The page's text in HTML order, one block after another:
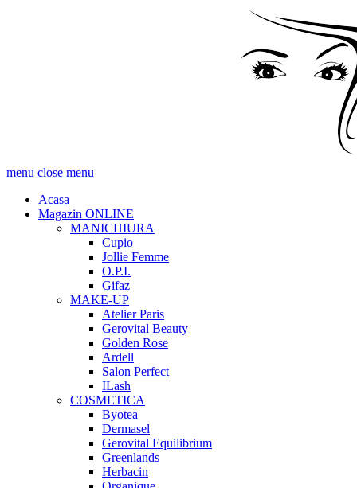
menu close menu
Acasa
Magazin ONLINE
MANICHIURA
Cupio
Jollie Femme
O.P.I.
Gifaz
MAKE-UP
Atelier Paris
Gerovital Beauty
Golden Rose
Ardell
Salon Perfect
ILash
COSMETICA
Byotea
Dermasel
Gerovital Equilibrium
Greenlands
Herbacin